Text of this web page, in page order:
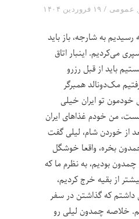
۱۹ فروردین ۱۴۰۴ , عمومی
پرواز ۵ ساعته رسیدیم به شارجه، باز باید
می‌کردیم. اینبار اتاق
باید از قبل رزرو
مک‌دونالد همبرگر
خودمون تو ایران خیلی
من خودم غذاهای ایران
از خوردن شام، لیلی گفت
بخره، واقعا خوشگل
بودیم، به نظرم ما که
از بقیه خرج کردیم،
که گذاشتن در سفر
خلاصه چمدون لیلی رو